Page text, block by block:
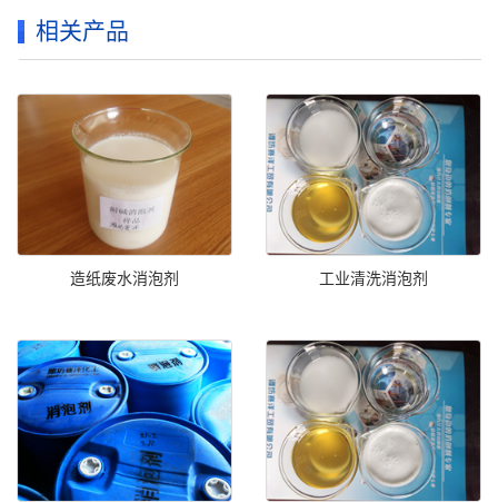
相关产品
造纸废水消泡剂 工业清洗消泡剂